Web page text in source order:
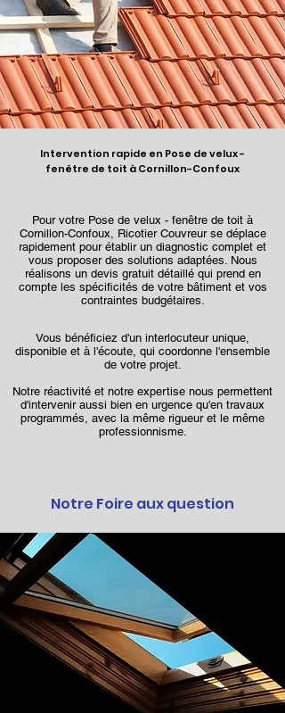
Intervention rapide en Pose de velux -
fenêtre de toit à Cornillon-Confoux
Pour votre Pose de velux - fenêtre de toit à
Cornillon-Confoux, Ricotier Couvreur se déplace
rapidement pour établir un diagnostic complet et
vous proposer des solutions adaptées. Nous
réalisons un devis gratuit détaillé qui prend en
compte les spécificités de votre bâtiment et vos
contraintes budgétaires.
Vous bénéficiez d'un interlocuteur unique,
disponible et à l'écoute, qui coordonne l'ensemble
de votre projet.
Notre réactivité et notre expertise nous permettent
d'intervenir aussi bien en urgence qu'en travaux
programmés, avec la même rigueur et le même
professionnisme.
Notre Foire aux question